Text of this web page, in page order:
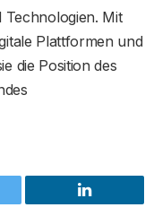
Mit
Plattformen und
die Position des
LinkedIn